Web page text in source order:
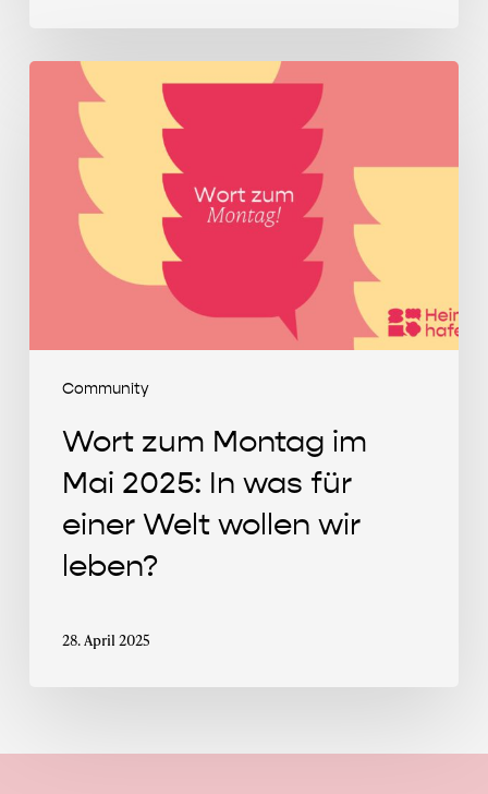
Community
Montag
einer
Welt
leben?
Wort zum Montag im
Mai 2025: In was für
einer Welt wollen wir
leben?
28. April 2025